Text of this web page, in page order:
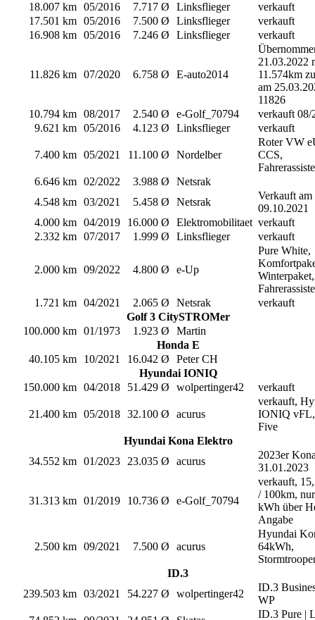
18.007 km 05/2016 7.717 Ø Linksflieger
verkauft
17.501 km 05/2016 7.500 Ø Linksflieger
verkauft
16.908 km 05/2016 7.246 Ø Linksflieger verkauft
11.826 km 07/2020 6.758 Ø E-auto2014
21.03.2022
11.574km
am
11826
10.794 km 08/2017 2.540 Ø e-Golf_70794
verkauft 08/
9.621 km 05/2016 4.123 Ø Linksflieger verkauft
7.400 km 05/2021 11.100 Ø Nordelber
Roter VW
CCS,
6.646 km 02/2022 3.988 Ø
Netsrak
4.548 km 03/2021 5.458 Ø Netsrak
Verkauft am
09.10.2021
4.000 km 04/2019 16.000 Ø Elektromobilitaet verkauft
2.332 km 07/2017 1.999 Ø Linksflieger verkauft
2.000 km 09/2022 4.800 Ø e-Up
Pure White,
Winterpaket,
1.721 km 04/2021 2.065 Ø Netsrak
verkauft
Golf 3 CitySTROMer
100.000 km 01/1973 1.923 Ø
Martin
Honda E
40.105 km
10/2021 16.042 Ø
Peter CH
Hyundai IONIQ
150.000 km 04/2018 51.429 Ø wolpertinger42 verkauft
21.400 km 05/2018 32.100 Ø acurus
verkauft,
IONIQ
Five
Hyundai Kona Elektro
34.552 km 01/2023 23.035 Ø acurus
2023er
31.01.2023
31.313 km 01/2019 10.736 Ø e-Golf_70794
verkauft,
/ 100km,
kWh über
Angabe
2.500 km 09/2021 7.500 Ø acurus
Hyundai
64kWh,
ID.3
239.503 km 03/2021 54.227 Ø wolpertinger42
ID.3
WP
ID.3 Pure |